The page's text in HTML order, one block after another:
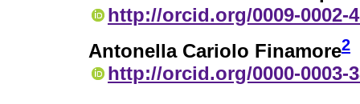
http://orcid.org/0009-0002-
Antonella Cariolo Finamore2
http://orcid.org/0000-0003-